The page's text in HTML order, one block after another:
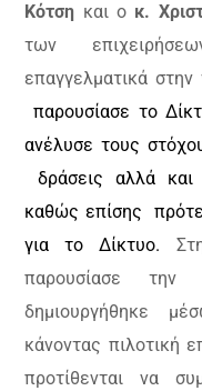
Κότση και ο κ.
των
επαγγελματικά στην
παρουσίασε το
ανέλυσε τους
δράσεις αλλά και
καθώς επίσης
για το Δίκτυo.
παρουσίασε την
δημιουργήθηκε
κάνοντας πιλοτική
προτίθενται να